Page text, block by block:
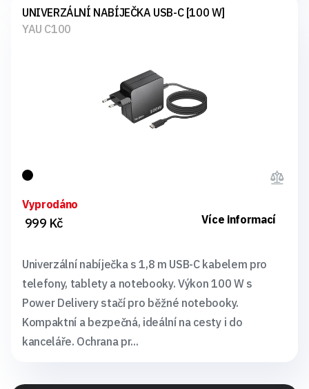
UNIVERZÁLNÍ NABÍJEČKA USB-C [100 W]
YAU C100
Vyprodáno
999 Kč Více informací
Univerzální nabíječka s 1,8 m USB-C kabelem pro
telefony, tablety a notebooky. Výkon 100 W s
Power Delivery stačí pro běžné notebooky.
Kompaktní a bezpečná, ideální na cesty i do
kanceláře. Ochrana pr...